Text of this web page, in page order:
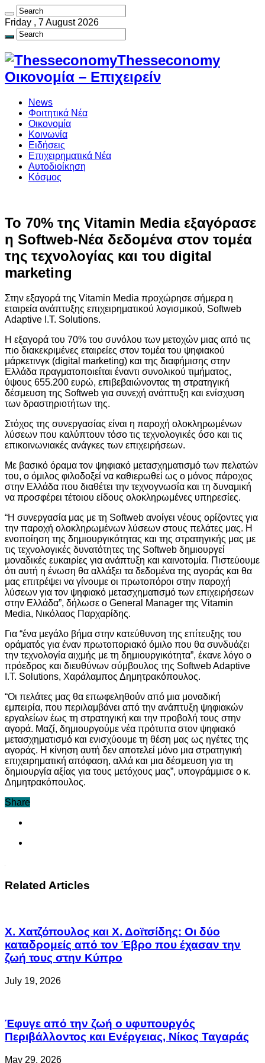
Friday , 7 August 2026
Thesseconomy
Οικονομία – Επιχειρείν
News
Φοιτητικά Νέα
Οικονομία
Κοινωνία
Ειδήσεις
Επιχειρηματικά Νέα
Αυτοδιοίκηση
Κόσμος
Το 70% της Vitamin Media εξαγόρασε
η Softweb-Νέα δεδομένα στον τομέα
της τεχνολογίας και του digital
marketing
Στην εξαγορά της Vitamin Media προχώρησε σήμερα η
εταιρεία ανάπτυξης επιχειρηματικού λογισμικού, Softweb
Adaptive I.T. Solutions.
Η εξαγορά του 70% του συνόλου των μετοχών μιας από τις
πιο διακεκριμένες εταιρείες στον τομέα του ψηφιακού
μάρκετινγκ (digital marketing) και της διαφήμισης στην
Ελλάδα πραγματοποιείται έναντι συνολικού τιμήματος,
ύψους 655.200 ευρώ, επιβεβαιώνοντας τη στρατηγική
δέσμευση της Softweb για συνεχή ανάπτυξη και ενίσχυση
των δραστηριοτήτων της.
Στόχος της συνεργασίας είναι η παροχή ολοκληρωμένων
λύσεων που καλύπτουν τόσο τις τεχνολογικές όσο και τις
επικοινωνιακές ανάγκες των επιχειρήσεων.
Με βασικό όραμα τον ψηφιακό μετασχηματισμό των πελατών
του, ο όμιλος φιλοδοξεί να καθιερωθεί ως ο μόνος πάροχος
στην Ελλάδα που διαθέτει την τεχνογνωσία και τη δυναμική
να προσφέρει τέτοιου είδους ολοκληρωμένες υπηρεσίες.
“Η συνεργασία μας με τη Softweb ανοίγει νέους ορίζοντες για
την παροχή ολοκληρωμένων λύσεων στους πελάτες μας. Η
ενοποίηση της δημιουργικότητας και της στρατηγικής μας με
τις τεχνολογικές δυνατότητες της Softweb δημιουργεί
μοναδικές ευκαιρίες για ανάπτυξη και καινοτομία. Πιστεύουμε
ότι αυτή η ένωση θα αλλάξει τα δεδομένα της αγοράς και θα
μας επιτρέψει να γίνουμε οι πρωτοπόροι στην παροχή
λύσεων για τον ψηφιακό μετασχηματισμό των επιχειρήσεων
στην Ελλάδα”, δήλωσε ο General Manager της Vitamin
Media, Νικόλαος Παρχαρίδης.
Για “ένα μεγάλο βήμα στην κατεύθυνση της επίτευξης του
οράματός για έναν πρωτοποριακό όμιλο που θα συνδυάζει
την τεχνολογία αιχμής με τη δημιουργικότητα”, έκανε λόγο ο
πρόεδρος και διευθύνων σύμβουλος της Softweb Adaptive
I.T. Solutions, Χαράλαμπος Δημητρακόπουλος.
“Οι πελάτες μας θα επωφεληθούν από μια μοναδική
εμπειρία, που περιλαμβάνει από την ανάπτυξη ψηφιακών
εργαλείων έως τη στρατηγική και την προβολή τους στην
αγορά. Μαζί, δημιουργούμε νέα πρότυπα στον ψηφιακό
μετασχηματισμό και ενισχύουμε τη θέση μας ως ηγέτες της
αγοράς. Η κίνηση αυτή δεν αποτελεί μόνο μια στρατηγική
επιχειρηματική απόφαση, αλλά και μια δέσμευση για τη
δημιουργία αξίας για τους μετόχους μας”, υπογράμμισε ο κ.
Δημητρακόπουλος.
Share
Related Articles
Χ. Χατζόπουλος και Χ. Δοϊτσίδης: Οι δύο
καταδρομείς από τον Έβρο που έχασαν την
ζωή τους στην Κύπρο
July 19, 2026
Έφυγε από την ζωή ο υφυπουργός
Περιβάλλοντος και Ενέργειας, Νίκος Ταγαράς
May 29, 2026